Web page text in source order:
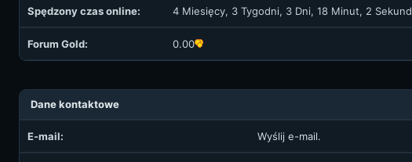
Spędzony czas online: 4 Miesięcy, 3 Tygodni, 3 Dni, 18 Minut, 2 Sekund
Forum Gold: 0.00
Dane kontaktowe
E-mail: Wyślij e-mail.